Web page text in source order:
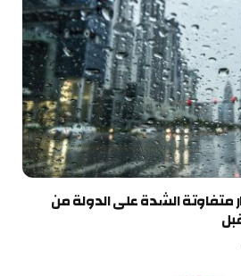
متفاوتة الشدة على الدولة من